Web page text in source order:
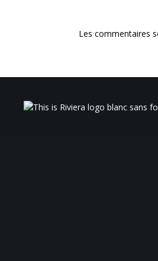
Les commentaires